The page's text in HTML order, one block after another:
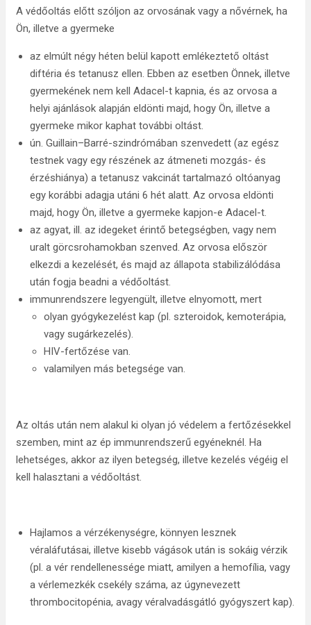
A védőoltás előtt szóljon az orvosának vagy a nővérnek, ha
Ön, illetve a gyermeke
az elmúlt négy héten belül kapott emlékeztető oltást
diftéria és tetanusz ellen. Ebben az esetben Önnek, illetve
gyermekének nem kell Adacel-t kapnia, és az orvosa a
helyi ajánlások alapján eldönti majd, hogy Ön, illetve a
gyermeke mikor kaphat további oltást.
ún. Guillain–Barré-szindrómában szenvedett (az egész
testnek vagy egy részének az átmeneti mozgás- és
érzéshiánya) a tetanusz vakcinát tartalmazó oltóanyag
egy korábbi adagja utáni 6 hét alatt. Az orvosa eldönti
majd, hogy Ön, illetve a gyermeke kapjon-e Adacel-t.
az agyat, ill. az idegeket érintő betegségben, vagy nem
uralt görcsrohamokban szenved. Az orvosa először
elkezdi a kezelését, és majd az állapota stabilizálódása
után fogja beadni a védőoltást.
immunrendszere legyengült, illetve elnyomott, mert
olyan gyógykezelést kap (pl. szteroidok, kemoterápia,
vagy sugárkezelés).
HIV-fertőzése van.
valamilyen más betegsége van.
Az oltás után nem alakul ki olyan jó védelem a fertőzésekkel
szemben, mint az ép immunrendszerű egyéneknél. Ha
lehetséges, akkor az ilyen betegség, illetve kezelés végéig el
kell halasztani a védőoltást.
Hajlamos a vérzékenységre, könnyen lesznek
véraláfutásai, illetve kisebb vágások után is sokáig vérzik
(pl. a vér rendellenessége miatt, amilyen a hemofília, vagy
a vérlemezkék csekély száma, az úgynevezett
thrombocitopénia, avagy véralvadásgátló gyógyszert kap).